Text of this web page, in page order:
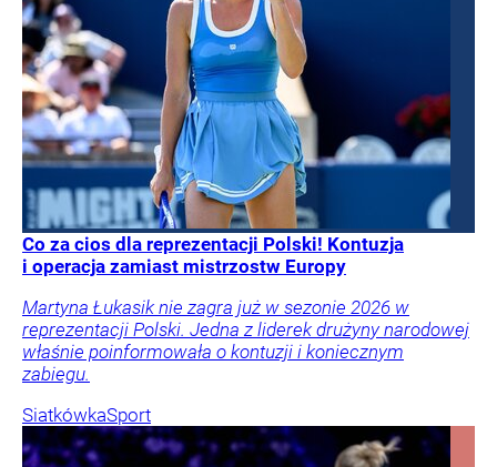
Co za cios dla reprezentacji Polski! Kontuzja
i operacja zamiast mistrzostw Europy
Martyna Łukasik nie zagra już w sezonie 2026 w
reprezentacji Polski. Jedna z liderek drużyny narodowej
właśnie poinformowała o kontuzji i koniecznym
zabiegu.
SiatkówkaSport